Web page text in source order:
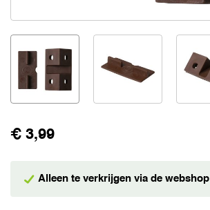
€ 3,99
Alleen te verkrijgen via de webshop